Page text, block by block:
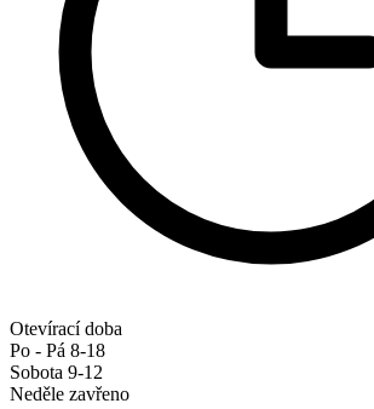
Otevírací doba
Po - Pá 8-18
Sobota 9-12
Neděle zavřeno